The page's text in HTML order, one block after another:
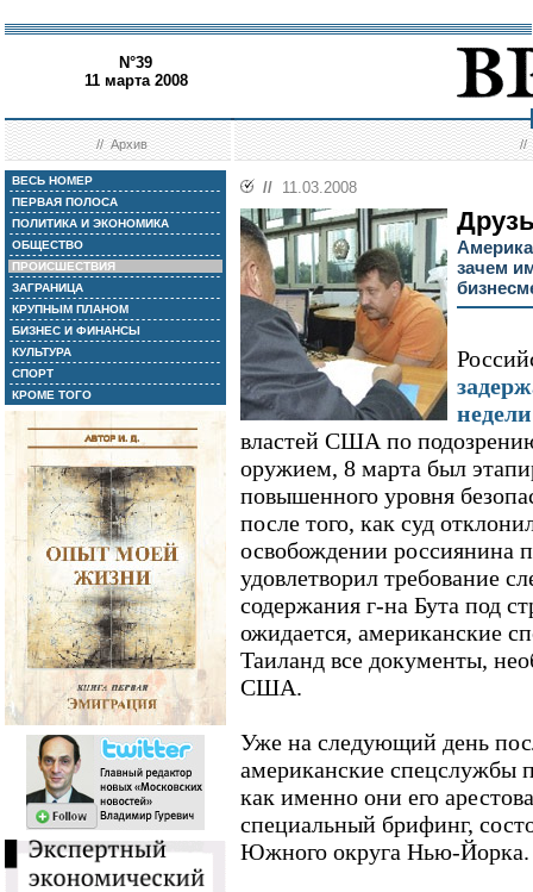
N°39
11 марта 2008
//Архив //
ВЕСЬ НОМЕР
ПЕРВАЯ ПОЛОСА
ПОЛИТИКА И ЭКОНОМИКА
ОБЩЕСТВО
ПРОИСШЕСТВИЯ
ЗАГРАНИЦА
КРУПНЫМ ПЛАНОМ
БИЗНЕС И ФИНАНСЫ
КУЛЬТУРА
СПОРТ
КРОМЕ ТОГО
// 11.03.2008
зачем
властей США по
оружием, 8 марта был
повышенного уровня
после того, как суд
освобождении россиянина
удовлетворил требование
содержания г-на Бута под
ожидается, американские
Таиланд все документы,
США.
Уже на следующий день
американские спецслужбы
как именно они его
специальный брифинг,
Южного округа Нью-Йорка.